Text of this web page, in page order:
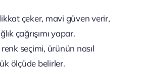
çeker, mavi güven verir,
çağrışımı yapar.
seçimi, ürünün nasıl
ölçüde belirler.